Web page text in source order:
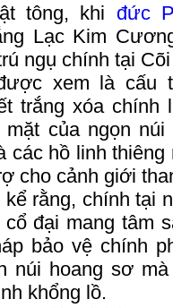
tông, khi đức
Lạc Kim
ngụ chính tại
xem là cấu
trắng xóa chính
mặt của ngọn
các hồ linh
cho cảnh giới
rằng, chính tại
đại mang tâm
bảo vệ chính
núi hoang sơ
khổng lồ.